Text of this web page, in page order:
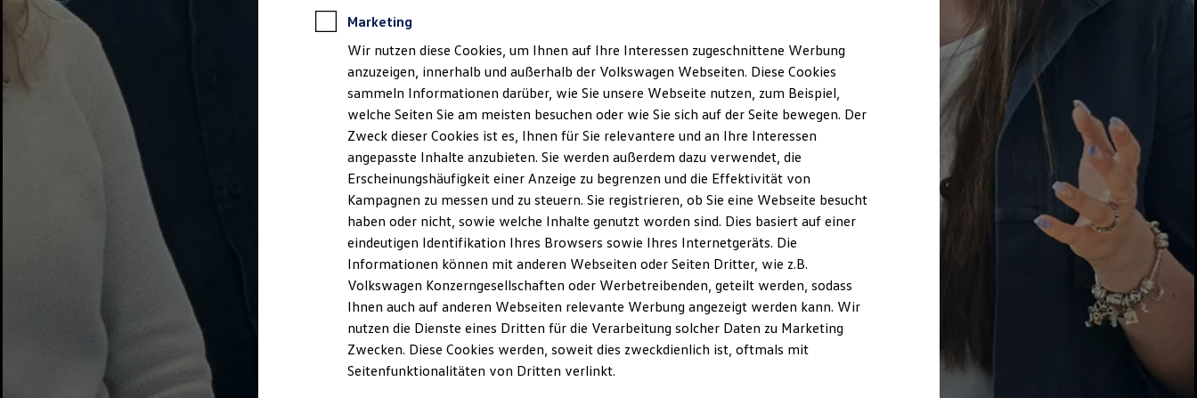
Marketing
Wir nutzen diese Cookies, um Ihnen auf Ihre Interessen zugeschnittene Werbung
anzuzeigen, innerhalb und außerhalb der Volkswagen Webseiten. Diese Cookies
sammeln Informationen darüber, wie Sie unsere Webseite nutzen, zum Beispiel,
welche Seiten Sie am meisten besuchen oder wie Sie sich auf der Seite bewegen. Der
Zweck dieser Cookies ist es, Ihnen für Sie relevantere und an Ihre Interessen
angepasste Inhalte anzubieten. Sie werden außerdem dazu verwendet, die
Erscheinungshäufigkeit einer Anzeige zu begrenzen und die Effektivität von
Kampagnen zu messen und zu steuern. Sie registrieren, ob Sie eine Webseite besucht
haben oder nicht, sowie welche Inhalte genutzt worden sind. Dies basiert auf einer
eindeutigen Identifikation Ihres Browsers sowie Ihres Internetgeräts. Die
Informationen können mit anderen Webseiten oder Seiten Dritter, wie z.B.
Volkswagen Konzerngesellschaften oder Werbetreibenden, geteilt werden, sodass
Ihnen auch auf anderen Webseiten relevante Werbung angezeigt werden kann. Wir
nutzen die Dienste eines Dritten für die Verarbeitung solcher Daten zu Marketing
Zwecken. Diese Cookies werden, soweit dies zweckdienlich ist, oftmals mit
Seitenfunktionalitäten von Dritten verlinkt.